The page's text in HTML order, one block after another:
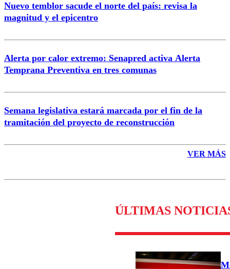
Nuevo temblor sacude el norte del país: revisa la
magnitud y el epicentro
Alerta por calor extremo: Senapred activa Alerta
Temprana Preventiva en tres comunas
Semana legislativa estará marcada por el fin de la
tramitación del proyecto de reconstrucción
VER MÁS
ÚLTIMAS